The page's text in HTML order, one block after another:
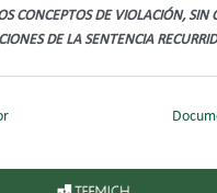
CONCEPTOS DE VIOLACIÓN, SIN
DE LA SENTENCIA